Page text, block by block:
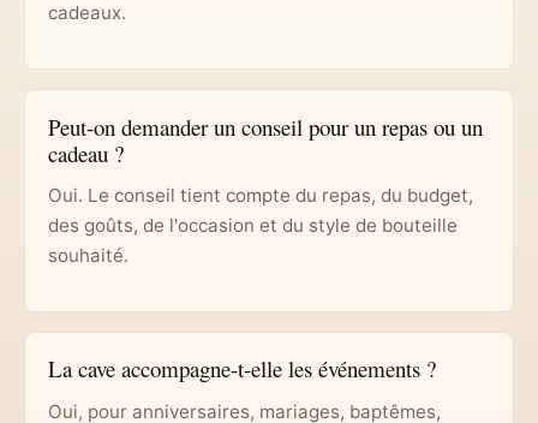
cadeaux.
Peut-on demander un conseil pour un repas ou un
cadeau ?
Oui. Le conseil tient compte du repas, du budget,
des goûts, de l'occasion et du style de bouteille
souhaité.
La cave accompagne-t-elle les événements ?
Oui, pour anniversaires, mariages, baptêmes,